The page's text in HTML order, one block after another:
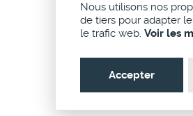
Nous utilisons nos
de tiers pour adapter
le trafic web. Voir les
Accepter